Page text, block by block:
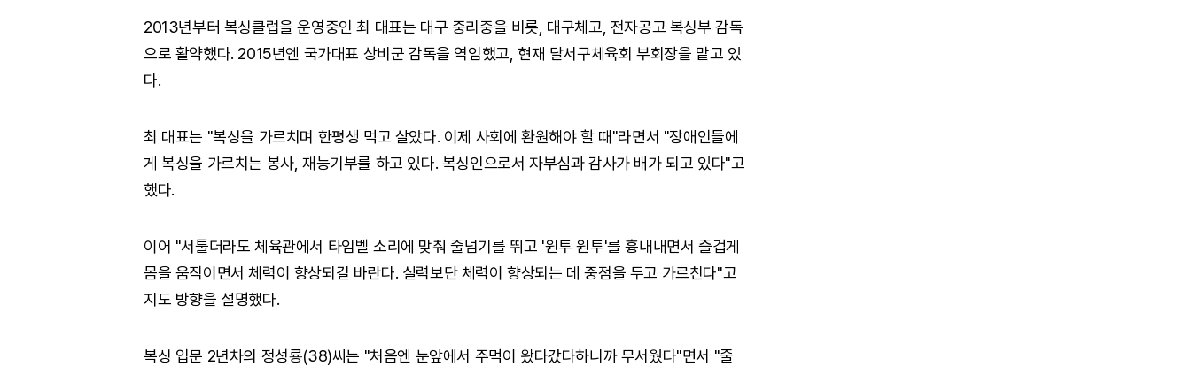
2013년부터 복싱클럽을 운영중인 최 대표는 대구 중리중을 비롯, 대구체고, 전자공고 복싱부 감독
으로 활약했다. 2015년엔 국가대표 상비군 감독을 역임했고, 현재 달서구체육회 부회장을 맡고 있
다.
최 대표는 "복싱을 가르치며 한평생 먹고 살았다. 이제 사회에 환원해야 할 때"라면서 "장애인들에
게 복싱을 가르치는 봉사, 재능기부를 하고 있다. 복싱인으로서 자부심과 감사가 배가 되고 있다"고
했다.
이어 "서툴더라도 체육관에서 타임벨 소리에 맞춰 줄넘기를 뛰고 '원투 원투'를 흉내내면서 즐겁게
몸을 움직이면서 체력이 향상되길 바란다. 실력보단 체력이 향상되는 데 중점을 두고 가르친다"고
지도 방향을 설명했다.
복싱 입문 2년차의 정성룡(38)씨는 "처음엔 눈앞에서 주먹이 왔다갔다하니까 무서웠다"면서 "줄